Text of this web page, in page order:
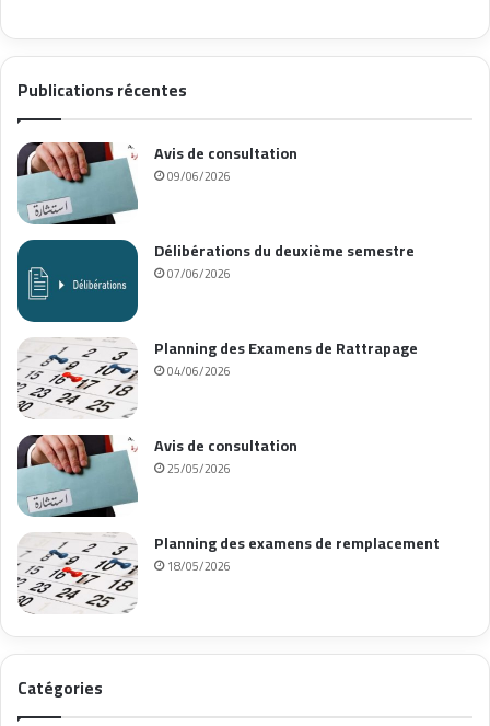
Publications récentes
Avis de consultation
09/06/2026
Délibérations du deuxième semestre
07/06/2026
Planning des Examens de Rattrapage
04/06/2026
Avis de consultation
25/05/2026
Planning des examens de remplacement
18/05/2026
Catégories